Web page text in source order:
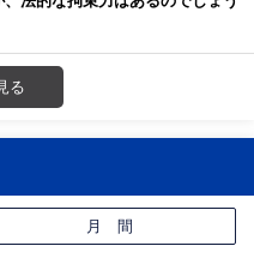
る
月 間